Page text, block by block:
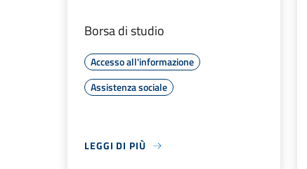
Borsa di studio
Accesso all'informazione
Assistenza sociale
LEGGI DI PIÙ